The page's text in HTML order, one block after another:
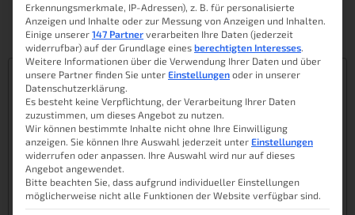
MarcS 18. November 2017 15:50
Inhaltsverzeichnis
Unsere kleine Hausautomation
Ein smarter Gedanke
Der Einkauf
Der Raspberry Pi
Die Funksteckdosen
Der 433 Mhz Sender und Empfänger
Erkennungsmerkmale, IP-Adressen), z. B. für personalisierte
Anzeigen und Inhalte oder zur Messung von Anzeigen und Inhalten.
Einige unserer 147 Partner verarbeiten Ihre Daten (jederzeit
widerrufbar) auf der Grundlage eines berechtigten Interesses.
Weitere Informationen über die Verwendung Ihrer Daten und über
unsere Partner finden Sie unter Einstellungen oder in unserer
Datenschutzerklärung.
Es besteht keine Verpflichtung, der Verarbeitung Ihrer Daten
zuzustimmen, um dieses Angebot zu nutzen.
Wir können bestimmte Inhalte nicht ohne Ihre Einwilligung
anzeigen. Sie können Ihre Auswahl jederzeit unter Einstellungen
widerrufen oder anpassen. Ihre Auswahl wird nur auf dieses
Angebot angewendet.
Bitte beachten Sie, dass aufgrund individueller Einstellungen
möglicherweise nicht alle Funktionen der Website verfügbar sind.